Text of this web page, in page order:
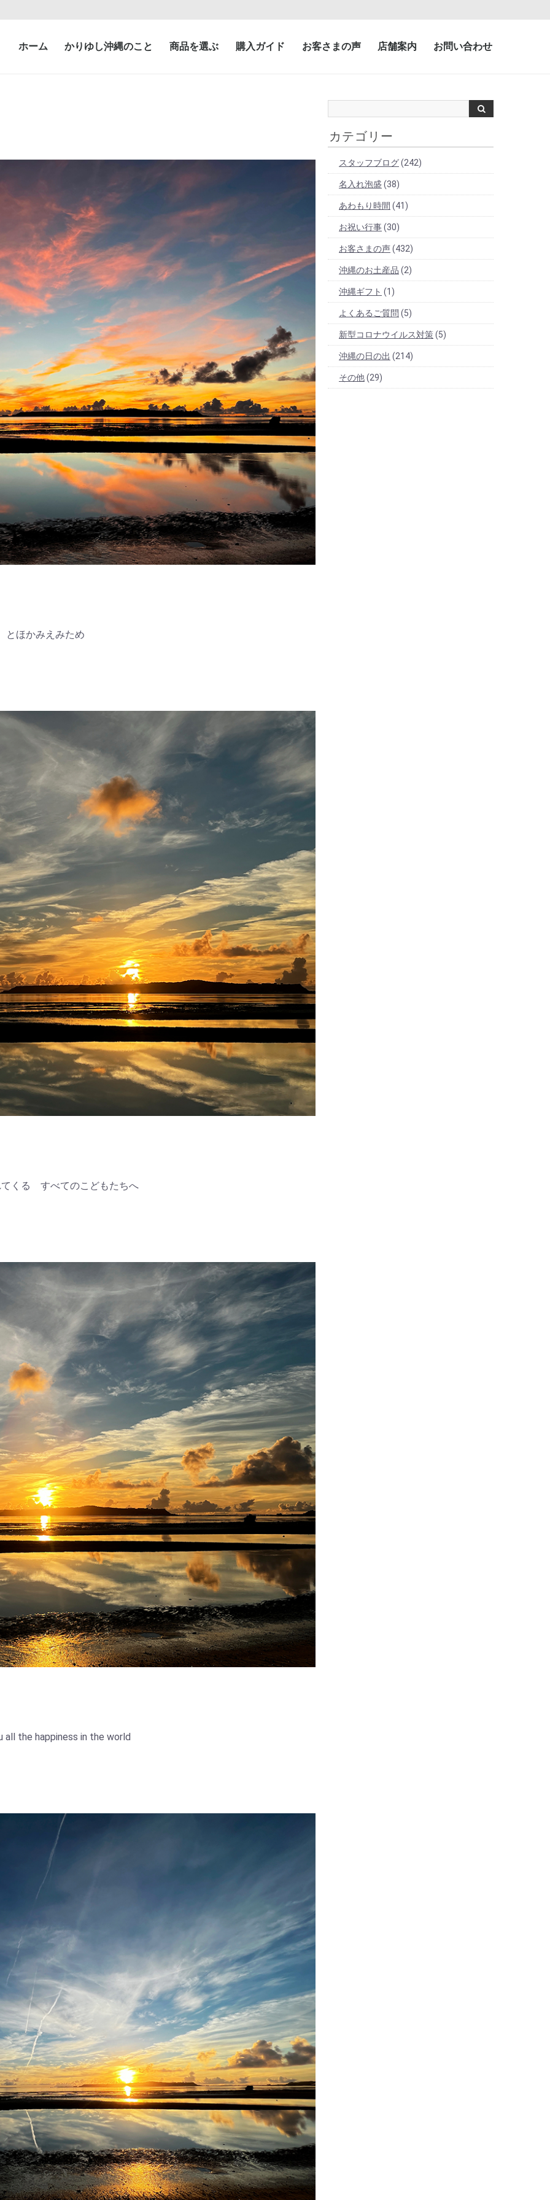
ホーム かりゆし沖縄のこと 商品を選ぶ 購入ガイド お客さまの声 店舗案内 お問い合わせ
とほかみえみため
てくる すべてのこどもたちへ
all the happiness in the world
カテゴリー
スタッフブログ(242)
名入れ泡盛 (38)
あわもり時間 (41)
お祝い行事(30)
お客さまの声(432)
沖縄のお土産品 (2)
沖縄ギフト (1)
よくあるご質問 (5)
新型コロナウイルス対策(5)
沖縄の日の出 (214)
その他(29)